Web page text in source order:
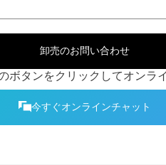
卸売のお問い合わせ
ボタンをクリックしてオンラ
今すぐオンラインチャット